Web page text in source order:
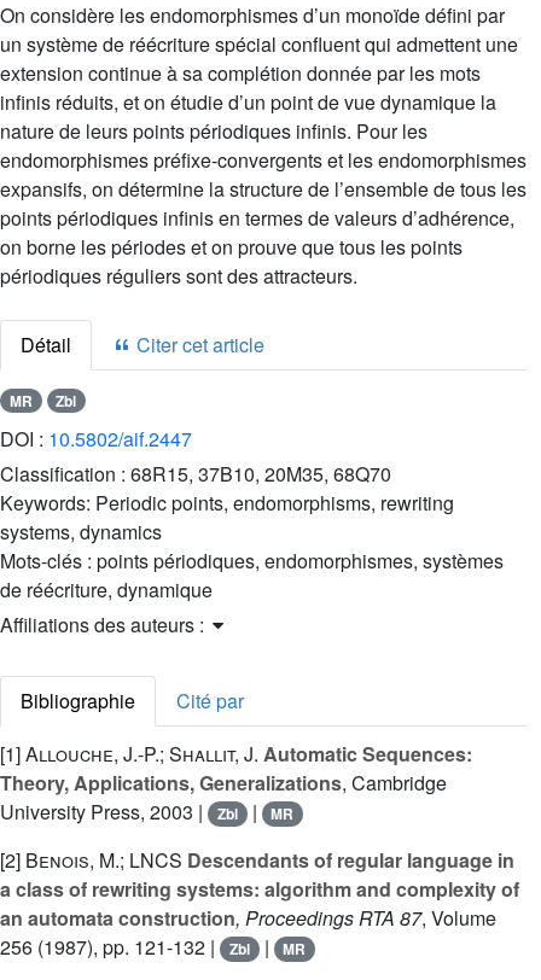
On considère les endomorphismes d’un monoïde défini par
un système de réécriture spécial confluent qui admettent une
extension continue à sa complétion donnée par les mots
infinis réduits, et on étudie d’un point de vue dynamique la
nature de leurs points périodiques infinis. Pour les
endomorphismes préfixe-convergents et les endomorphismes
expansifs, on détermine la structure de l’ensemble de tous les
points périodiques infinis en termes de valeurs d’adhérence,
on borne les périodes et on prouve que tous les points
périodiques réguliers sont des attracteurs.
Détail Citer cet article
MR Zbl
DOI : 10.5802/aif.2447
Classification : 68R15, 37B10, 20M35, 68Q70
Keywords: Periodic points, endomorphisms, rewriting
systems, dynamics
Mots-clés : points périodiques, endomorphismes, systèmes
de réécriture, dynamique
Affiliations des auteurs :
Bibliographie
Cité par
[1]Allouche, J.-P.; Shallit, J. Automatic Sequences:
Theory, Applications, Generalizations, Cambridge
University Press, 2003 |
Zbl | MR
[2] Benois, M.; LNCS Descendants of regular language in
a class of rewriting systems: algorithm and complexity of
an automata construction, Proceedings RTA 87, Volume
256 (1987), pp. 121-132 | Zbl | MR